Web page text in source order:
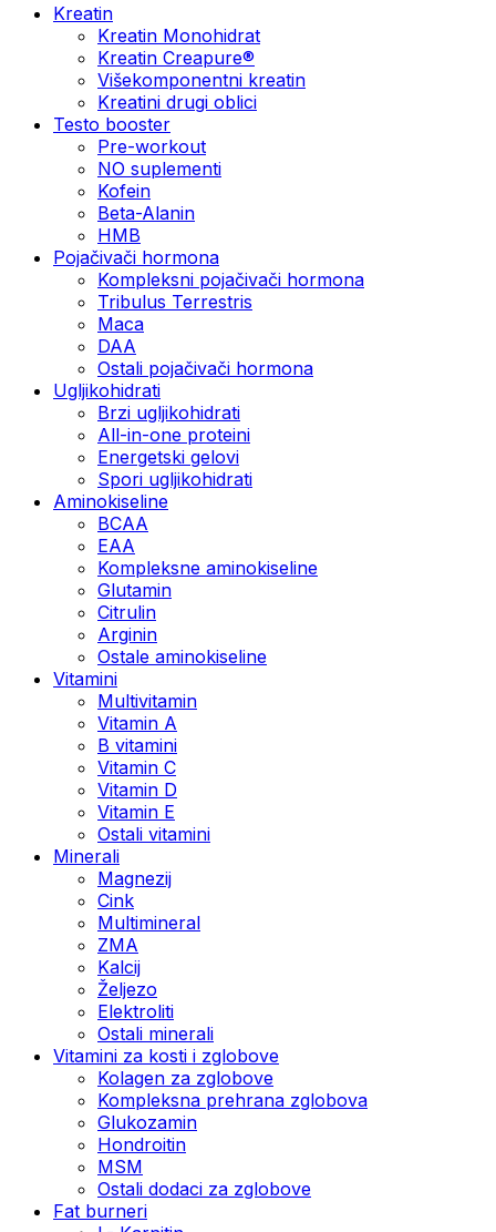
Kreatin
Kreatin Monohidrat
Kreatin Creapure®
Višekomponentni kreatin
Kreatini drugi oblici
Testo booster
Pre-workout
NO suplementi
Kofein
Beta-Alanin
HMB
Pojačivači hormona
Kompleksni pojačivači hormona
Tribulus Terrestris
Maca
DAA
Ostali pojačivači hormona
Ugljikohidrati
Brzi ugljikohidrati
All-in-one proteini
Energetski gelovi
Spori ugljikohidrati
Aminokiseline
BCAA
EAA
Kompleksne aminokiseline
Glutamin
Citrulin
Arginin
Ostale aminokiseline
Vitamini
Multivitamin
Vitamin A
B vitamini
Vitamin C
Vitamin D
Vitamin E
Ostali vitamini
Minerali
Magnezij
Cink
Multimineral
ZMA
Kalcij
Željezo
Elektroliti
Ostali minerali
Vitamini za kosti i zglobove
Kolagen za zglobove
Kompleksna prehrana zglobova
Glukozamin
Hondroitin
MSM
Ostali dodaci za zglobove
Fat burneri